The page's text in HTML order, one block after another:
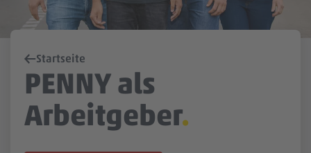
Mein Kandidat:innenprofil
Jobbörse
Startseite
PENNY als
Arbeitgeber